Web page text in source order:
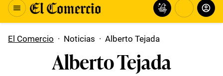
El Comercio · Noticias · Alberto Tejada
Alberto Tejada